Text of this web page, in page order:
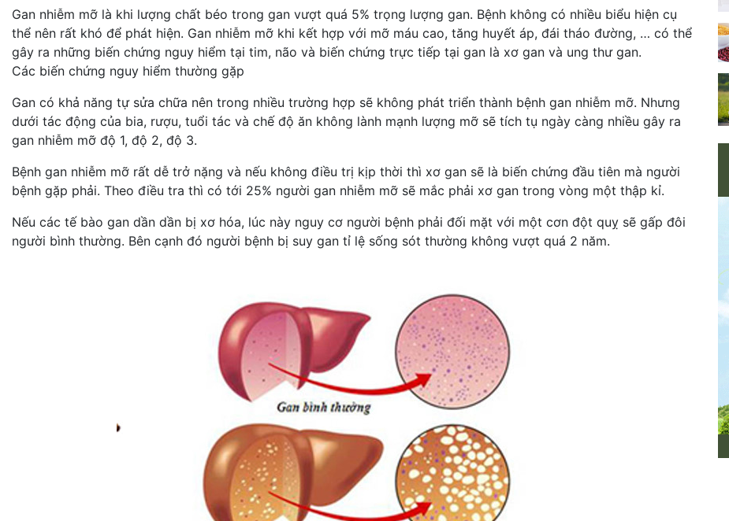
Gan nhiễm mỡ là khi lượng chất béo trong gan vượt quá 5% trọng lượng gan. Bệnh không có nhiều biểu hiện cụ
thể nên rất khó để phát hiện. Gan nhiễm mỡ khi kết hợp với mỡ máu cao, tăng huyết áp, đái tháo đường, … có thể
gây ra những biến chứng nguy hiểm tại tim, não và biến chứng trực tiếp tại gan là xơ gan và ung thư gan.
Các biến chứng nguy hiểm thường gặp
Gan có khả năng tự sửa chữa nên trong nhiều trường hợp sẽ không phát triển thành bệnh gan nhiễm mỡ. Nhưng
dưới tác động của bia, rượu, tuổi tác và chế độ ăn không lành mạnh lượng mỡ sẽ tích tụ ngày càng nhiều gây ra
gan nhiễm mỡ độ 1, độ 2, độ 3.
Bệnh gan nhiễm mỡ rất dễ trở nặng và nếu không điều trị kịp thời thì xơ gan sẽ là biến chứng đầu tiên mà người
bệnh gặp phải. Theo điều tra thì có tới 25% người gan nhiễm mỡ sẽ mắc phải xơ gan trong vòng một thập kỉ.
Nếu các tế bào gan dần dần bị xơ hóa, lúc này nguy cơ người bệnh phải đối mặt với một cơn đột quỵ sẽ gấp đôi
người bình thường. Bên cạnh đó người bệnh bị suy gan tỉ lệ sống sót thường không vượt quá 2 năm.